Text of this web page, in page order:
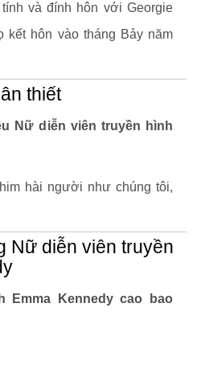
và đính hôn với Georgie
kết hôn vào tháng Bảy năm
thiết
Nữ diễn viên truyền hình
hài người như chúng tôi,
Nữ diễn viên truyền
Emma Kennedy cao bao